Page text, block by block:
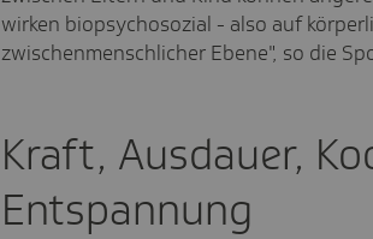
wirken biopsychosozial - also auf
zwischenmenschlicher Ebene", so die
Kraft, Ausdauer,
Entspannung